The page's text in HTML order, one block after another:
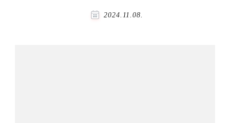
2024.11.08.